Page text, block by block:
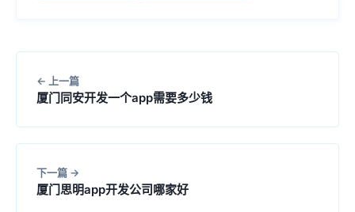
上一篇
厦门同安开发一个app需要多少钱
下一篇
厦门思明app开发公司哪家好